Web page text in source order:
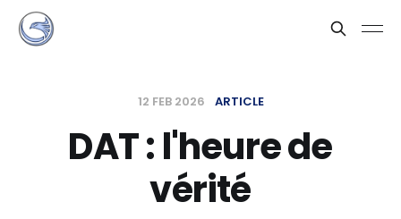
12 FEB 2026 ARTICLE
DAT : l'heure de
vérité